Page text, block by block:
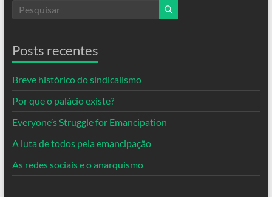
Posts recentes
Breve histórico do sindicalismo
Por que o palácio existe?
Everyone’s Struggle for Emancipation
A luta de todos pela emancipação
As redes sociais e o anarquismo